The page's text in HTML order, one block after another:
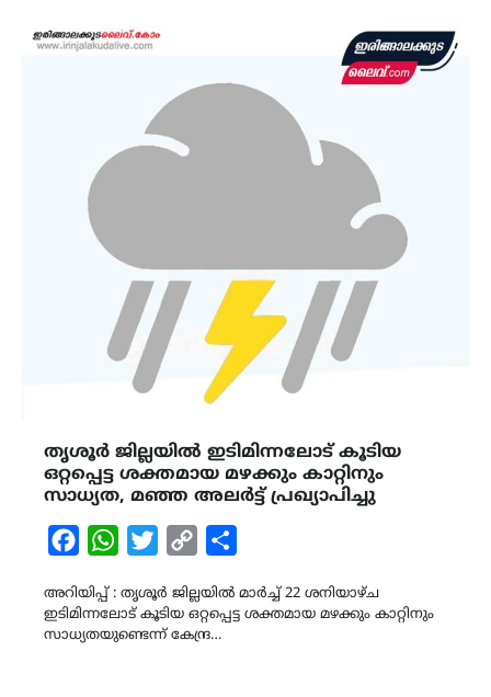
തൃശൂർ ജില്ലയിൽ ഇടിമിന്നലോട് കൂടിയ
ഒറ്റപ്പെട്ട ശക്തമായ മഴക്കും കാറ്റിനും
സാധ്യത, മഞ്ഞ അലർട്ട് പ്രഖ്യാപിച്ചു
FacebookWhatsAppTwitterCopy
അറിയിപ്പ് : തൃശൂർ ജില്ലയിൽ മാർച്ച് 22 ശനിയാഴ്ച
ഇടിമിന്നലോട് കൂടിയ ഒറ്റപ്പെട്ട ശക്തമായ മഴക്കും കാറ്റിനും
സാധ്യതയുണ്ടെന്ന് കേന്ദ്ര…